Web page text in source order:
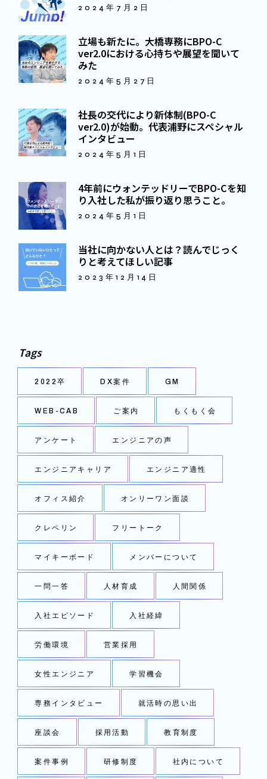
2024年7月2日
立場も新たに。大橋専務にBPO-C
ver2.0における心持ちや展望を聞いて
みた
2024年5月27日
社長の交代により新体制(BPO-C
ver2.0)が始動。代表浦野にスペシャル
インタビュー
2024年5月1日
4年前にウォンテッドリーでBPO-Cを知
り入社した私が振り返り思うこと。
2024年5月1日
当社に向かない人とは？読んでじっく
りと考えてほしい記事
2023年12月14日
Tags
2022卒 DX案件 GM
WEB-CAB ご案内 もくもく会
アンケート エンジニアの声
エンジニアキャリア エンジニア適性
オフィス紹介 オンリーワン面談
クレペリン フリートーク
マイキーボード メンバーについて
一問一答 人材育成 人間関係
入社エピソード 入社経緯
労働環境 営業採用
女性エンジニア 学習機会
専務インタビュー 就活時の思い出
座談会 採用活動 教育制度
案件事例 研修制度 社内について